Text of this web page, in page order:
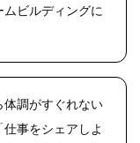
ビルディングに
調がすぐれない
事をシェアしよ